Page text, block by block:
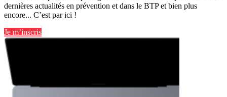
dernières actualités en prévention et dans le BTP et bien plus
encore... C’est par ici !
Je m’inscris